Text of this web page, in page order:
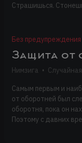
Страшишься.
Без предупреждения
Защита от
Нимзига •
Самым первым и
от оборотней был
оборотня, пока он
Поэтому с давних